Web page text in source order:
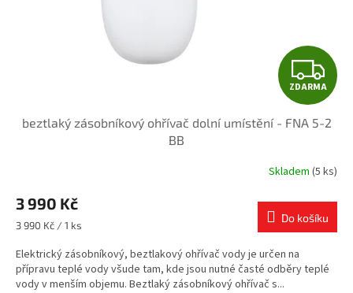
Z
D
A
R
M
A
ZDARMA
beztlaký zásobníkový ohřívač dolní umístění - FNA 5-2
BB
Skladem (5 ks)
3 990 Kč
Měrná
3 990 Kč / 1 ks
Do košíku
Elektrický zásobníkový, beztlakový ohřívač vody je určen na
přípravu teplé vody všude tam, kde jsou nutné časté odběry teplé
vody v menším objemu. Beztlaký zásobníkový ohřívač s...